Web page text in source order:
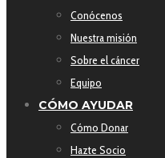
Conócenos
Nuestra misión
Sobre el cáncer
Equipo
CÓMO AYUDAR
Cómo Donar
Hazte Socio